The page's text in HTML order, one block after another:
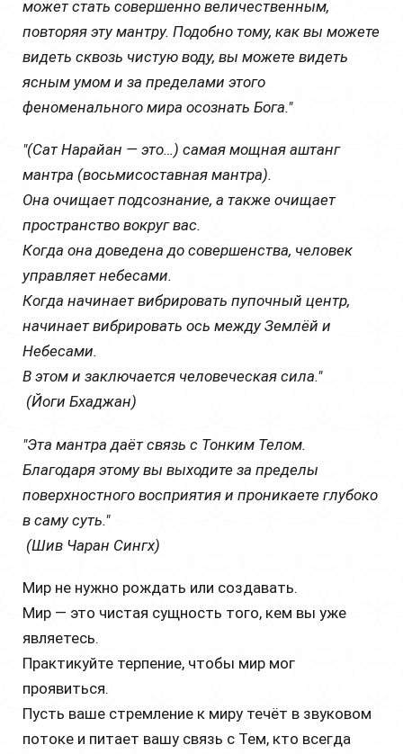
может стать совершенно величественным,
повторяя эту мантру. Подобно тому, как вы можете
видеть сквозь чистую воду, вы можете видеть
ясным умом и за пределами этого
феноменального мира осознать Бога."
"(Сат Нарайан — это…) самая мощная аштанг
мантра (восьмисоставная мантра).
Она очищает подсознание, а также очищает
пространство вокруг вас.
Когда она доведена до совершенства, человек
управляет небесами.
Когда начинает вибрировать пупочный центр,
начинает вибрировать ось между Землёй и
Небесами.
В этом и заключается человеческая сила."
(Йоги Бхаджан)
"Эта мантра даёт связь с Тонким Телом.
Благодаря этому вы выходите за пределы
поверхностного восприятия и проникаете глубоко
в саму суть."
(Шив Чаран Сингх)
Мир не нужно рождать или создавать.
Мир — это чистая сущность того, кем вы уже
являетесь.
Практикуйте терпение, чтобы мир мог
проявиться.
Пусть ваше стремление к миру течёт в звуковом
потоке и питает вашу связь с Тем, кто всегда